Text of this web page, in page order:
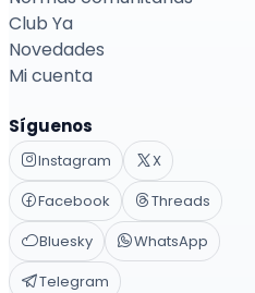
Club Ya
Novedades
Mi cuenta
Síguenos
Instagram
X
Facebook
Threads
Bluesky
WhatsApp
Telegram